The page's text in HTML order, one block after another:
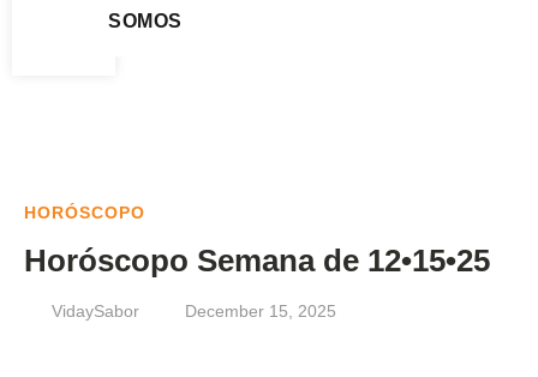
SOMOS
HORÓSCOPO
Horóscopo Semana de 12•15•25
VidaySabor December 15, 2025